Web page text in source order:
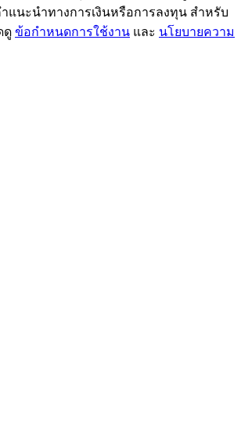
แนะนำทางการเงินหรือการลงทุน สำหรับ
ดู ข้อกำหนดการใช้งาน และ นโยบายความ